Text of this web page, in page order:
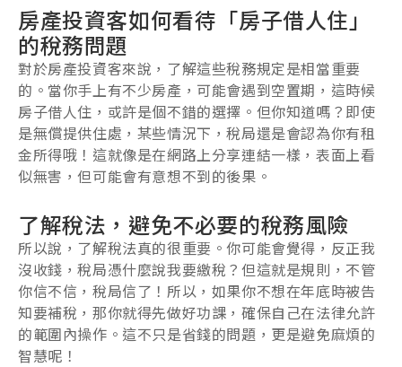
房產投資客如何看待「房子借人住」
的稅務問題
對於房產投資客來說，了解這些稅務規定是相當重要
的。當你手上有不少房產，可能會遇到空置期，這時候
房子借人住，或許是個不錯的選擇。但你知道嗎？即使
是無償提供住處，某些情況下，稅局還是會認為你有租
金所得哦！這就像是在網路上分享連結一樣，表面上看
似無害，但可能會有意想不到的後果。
了解稅法，避免不必要的稅務風險
所以說，了解稅法真的很重要。你可能會覺得，反正我
沒收錢，稅局憑什麼說我要繳稅？但這就是規則，不管
你信不信，稅局信了！所以，如果你不想在年底時被告
知要補稅，那你就得先做好功課，確保自己在法律允許
的範圍內操作。這不只是省錢的問題，更是避免麻煩的
智慧呢！